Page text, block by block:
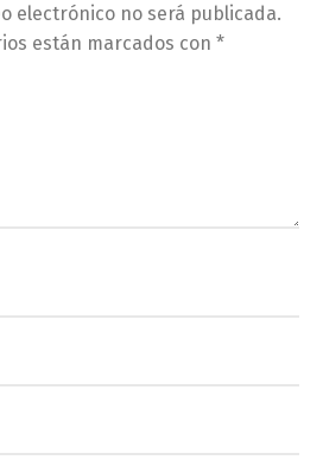
electrónico no será publicada.
están marcados con *